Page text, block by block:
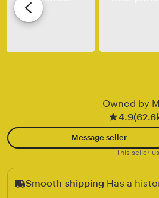
i
i
e
t
Owned by
4.9
Message seller
This seller
Smooth shipping Has a